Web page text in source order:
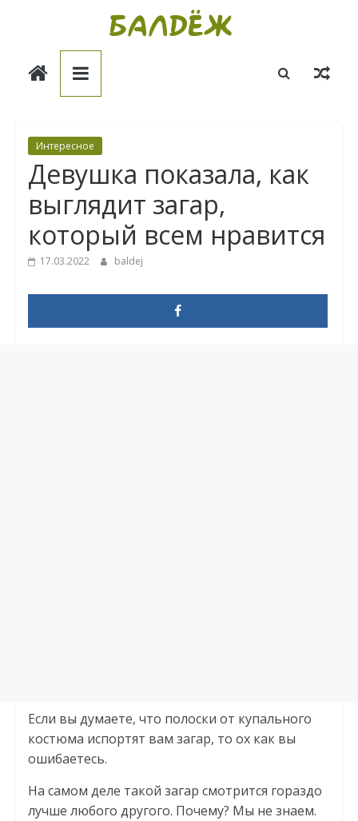
Балдёж
Интересное
Девушка показала, как
выглядит загар,
который всем нравится
17.03.2022 baldej
Если вы думаете, что полоски от купального
костюма испортят вам загар, то ох как вы
ошибаетесь.
На самом деле такой загар смотрится гораздо
лучше любого другого. Почему? Мы не знаем.